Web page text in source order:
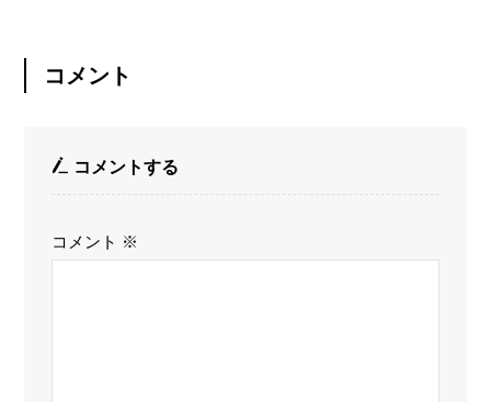
コメント
コメントする
コメント ※